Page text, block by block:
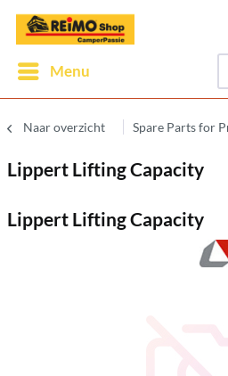
Menu
Naar overzicht Spare Parts for
Lippert Lifting Capacity
Lippert Lifting Capacity